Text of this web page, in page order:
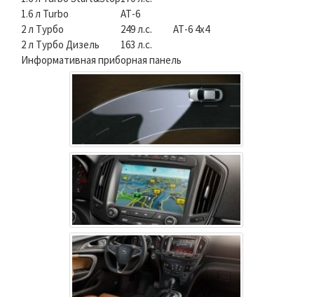
1.6 л Turbo
АТ-6
2 л Турбо
249 л.с.
АТ-6 4х4
2 л Турбо Дизель
163 л.с.
Информативная приборная панель